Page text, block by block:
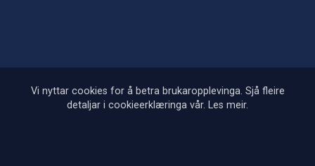
Vi nyttar cookies for å betra brukaropplevinga. Sjå fleire
detaljar i cookieerklæringa vår. Les meir.